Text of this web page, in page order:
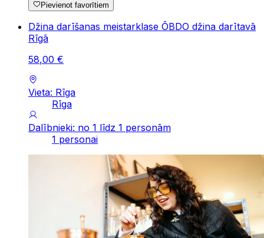
Pievienot favorītiem
Džina darīšanas meistarklase ŌBDO džina darītavā
Rīgā
58,00 €
Vieta: Rīga
Rīga
Dalībnieki: no 1 līdz 1 personām
1 personai